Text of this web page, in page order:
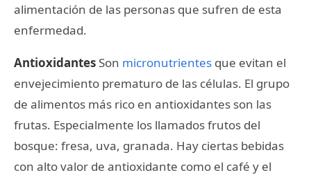
alimentación de las personas que sufren de esta
enfermedad.
Antioxidantes Son micronutrientes que evitan el
envejecimiento prematuro de las células. El grupo
de alimentos más rico en antioxidantes son las
frutas. Especialmente los llamados frutos del
bosque: fresa, uva, granada. Hay ciertas bebidas
con alto valor de antioxidante como el café y el